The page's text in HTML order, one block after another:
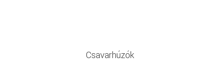
Csavarhúzók